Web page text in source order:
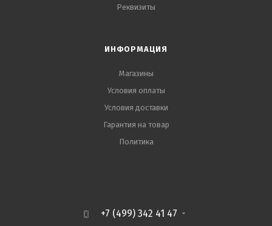
Реквизиты
ИНФОРМАЦИЯ
Магазины
Условия оплаты
Условия доставки
Гарантия на товар
Политика
+7 (499) 342 41 47